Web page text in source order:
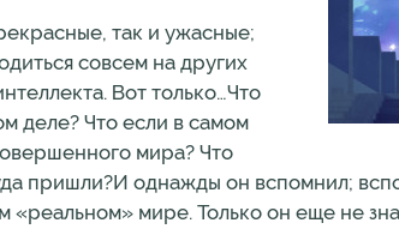
так и ужасные;
совсем на других
Вот только…Что
деле? Что если в самом
мира? Что
пришли?И однажды он вспомнил;
«реальном» мире. Только он еще не